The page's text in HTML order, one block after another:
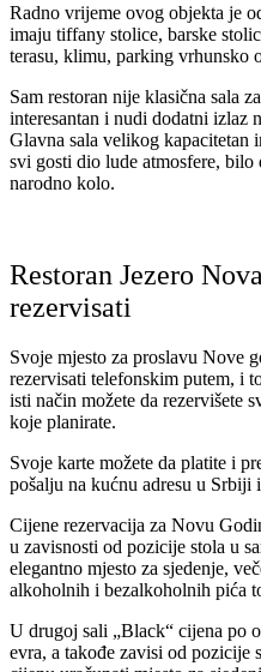
Radno vrijeme ovog objekta je
imaju tiffany stolice, barske
terasu, klimu, parking vrhunsko
Sam restoran nije klasična sala
interesantan i nudi dodatni izlaz
Glavna sala velikog
svi gosti dio lude atmosfere,
narodno kolo.
Restoran Jezero
rezervisati
Svoje mjesto za proslavu Nove
rezervisati telefonskim putem, i
isti način možete da rezervišete
koje planirate.
Svoje karte možete da platite i
pošalju na kućnu adresu u Srbiji
Cijene rezervacija za Novu
u zavisnosti od pozicije stola u
elegantno mjesto za sjedenje,
alkoholnih i bezalkoholnih pića
U drugoj sali „Black“ cijena po
evra, a takođe zavisi od pozicije